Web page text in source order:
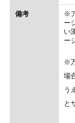
備考
※
ー
い
ー
※
場
う
と